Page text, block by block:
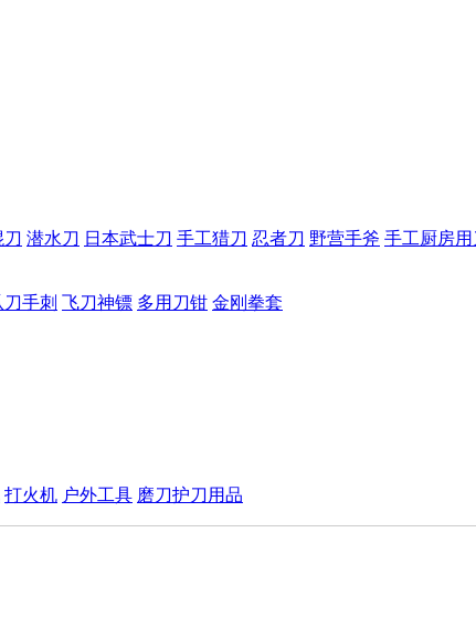
刀 潜水刀 日本武士刀 手工猎刀 忍者刀 野营手斧 手工厨房用
手刺 飞刀神镖 多用刀钳 金刚拳套
打火机 户外工具 磨刀护刀用品